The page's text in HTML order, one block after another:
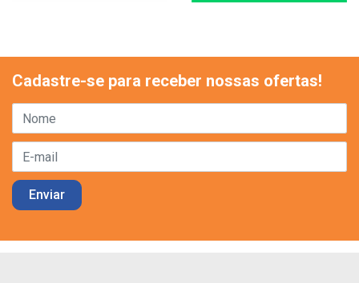
Cadastre-se para receber nossas ofertas!